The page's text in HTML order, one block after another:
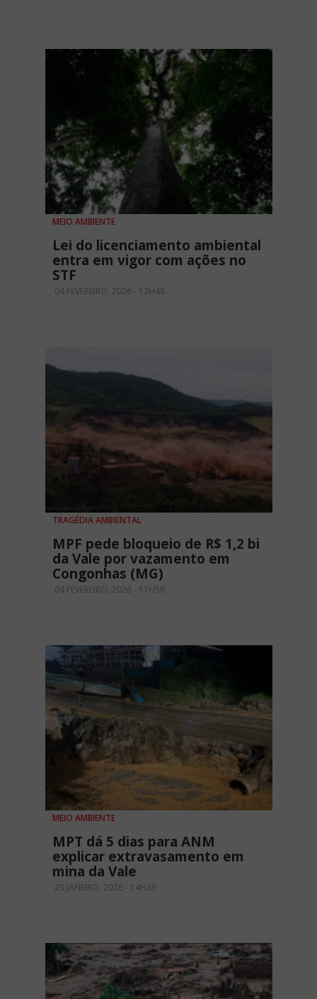
MEIO AMBIENTE
Lei do licenciamento ambiental
entra em vigor com ações no
STF
04 FEVEREIRO, 2026 - 12H48
TRAGÉDIA AMBIENTAL
MPF pede bloqueio de R$ 1,2 bi
da Vale por vazamento em
Congonhas (MG)
04 FEVEREIRO, 2026 - 11H56
MEIO AMBIENTE
MPT dá 5 dias para ANM
explicar extravasamento em
mina da Vale
29 JANEIRO, 2026 - 14H39